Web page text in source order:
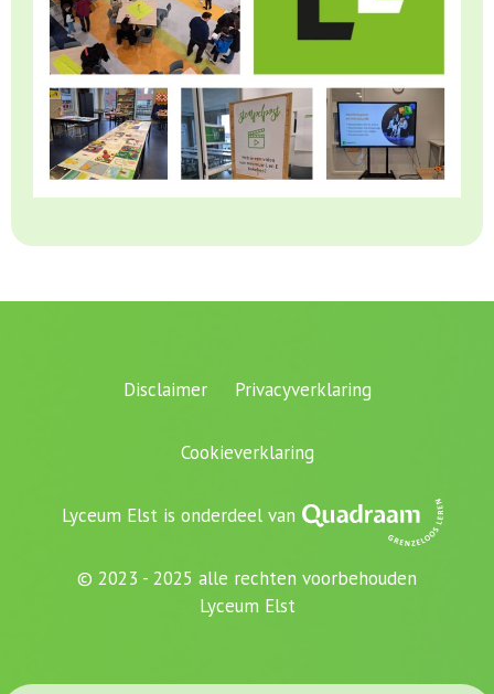
Disclaimer Privacyverklaring
Cookieverklaring
Lyceum Elst is onderdeel van
© 2023 - 2025 alle rechten voorbehouden
Lyceum Elst